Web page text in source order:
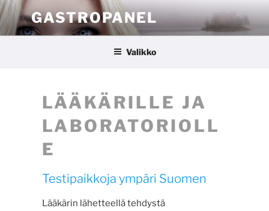
Siirry
sisältöönGASTROPANEL
Valikko
LÄÄKÄRILLE JA
LABORATORIOLL
E
Testipaikkoja ympäri Suomen
Lääkärin lähetteellä tehdystä